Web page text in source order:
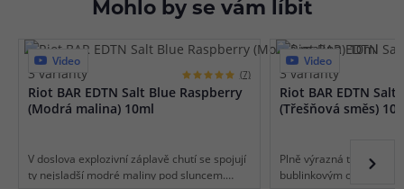
Mohlo by se vám líbit
Video
3 varianty (7)
Riot BAR EDTN Salt Blue Raspberry
(Modrá malina) 10ml
V doslova explozivní záplavě chutí se spojují
ty nejsladší modré maliny pod sluncem.
Video
3 varianty
Riot BAR EDTN Salt
(Třešňová směs)
Plně výrazná třešňová
bublinkovým ocáskem